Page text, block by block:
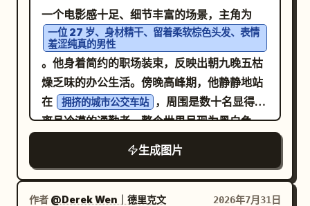
一个电影感十足、细节丰富的场景，主角为
一位 27 岁、身材精干、留着柔软棕色头发、表情
羞涩纯真的男性
。他身着简约的职场装束，反映出朝九晚五枯
燥乏味的办公生活。傍晚高峰期，他静静地站
在
拥挤的城市公交车站
，周围是数十名显得疏
离且冷漠的通勤者。整个世界呈现为黑白色
调，强调了他日常生活的沉闷与重复。乌云在
头顶聚集，大雨倾盆而下。当周围的人纷纷撑
开雨伞或寻找避雨处时，他只是低下头，默默
地承受着雨水。就在那一刻，一位
生成图片
作者 @Derek Wen｜德里克文 2026年7月31日